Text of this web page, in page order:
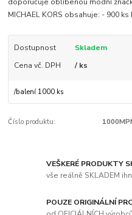
doporučuje oblíbenou módní
MICHAEL KORS obsahuje: - 900 ks
Dostupnost
Skladem
Cena vč. DPH
/ ks
/balení 1000 ks
Číslo produktu:
VEŠKERÉ PRODUKTY
vše reálně SKLADEM
POUZE ORIGINÁLNÍ